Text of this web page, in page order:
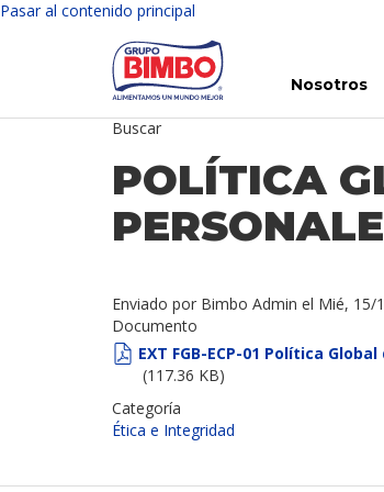
Pasar al contenido principal
Nosotros
Buscar
POLÍTICA
Enviado por Bimbo Admin el Mié, 15/
Documento
EXT FGB-ECP-01 Política
(117.36 KB)
Categoría
Ética e Integridad